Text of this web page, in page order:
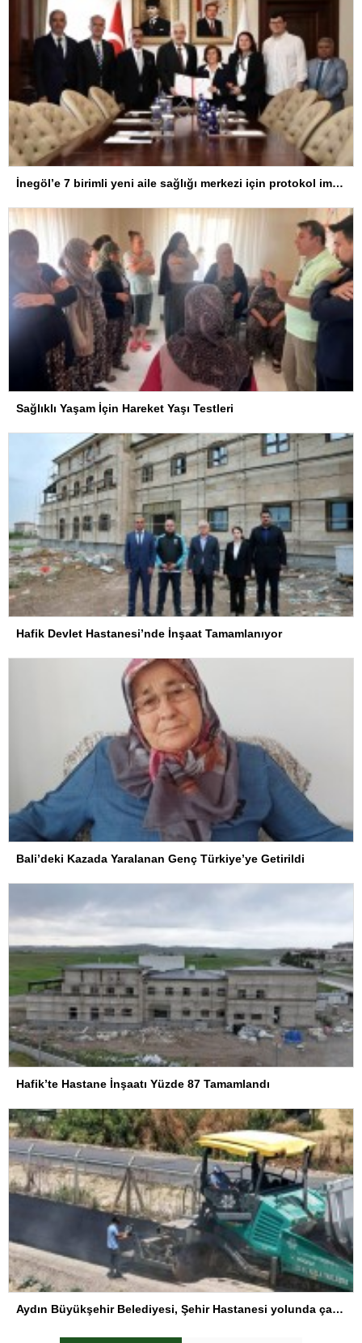
İnegöl’e 7 birimli yeni aile sağlığı merkezi için protokol imzalandı
Sağlıklı Yaşam İçin Hareket Yaşı Testleri
Hafik Devlet Hastanesi’nde İnşaat Tamamlanıyor
Bali’deki Kazada Yaralanan Genç Türkiye’ye Getirildi
Hafik’te Hastane İnşaatı Yüzde 87 Tamamlandı
Aydın Büyükşehir Belediyesi, Şehir Hastanesi yolunda çalışmalarını sürdürüyor